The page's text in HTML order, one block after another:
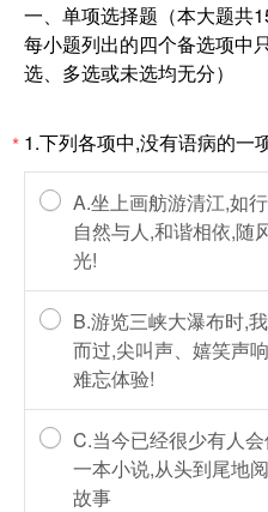
一、单项选择题（本大题共
每小题列出的四个备选项中
选、多选或未选均无分）
* 1.下列各项中,没有语病的一
A.坐上画舫游清江,如
自然与人,和谐相依,随
光!
B.游览三峡大瀑布时,
而过,尖叫声、嬉笑声
难忘体验!
C.当今已经很少有人
一本小说,从头到尾地
故事